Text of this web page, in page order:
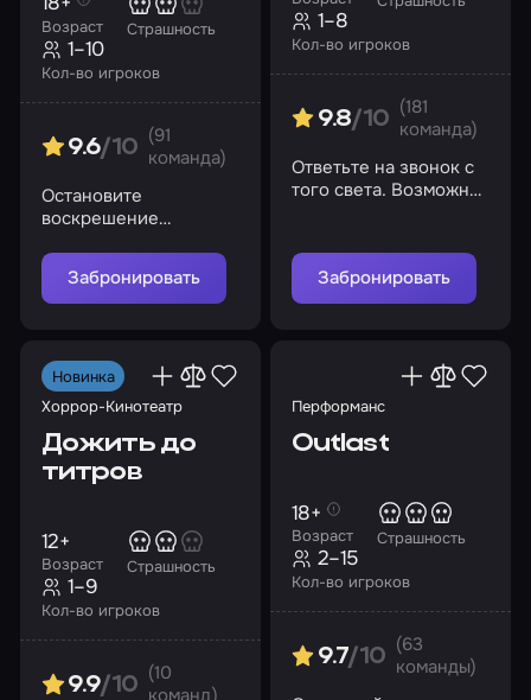
Возраст Страшность
Кол-во игроков
1–10
9.6/10
(91
команда)
Остановите
воскрешение
злому духу свести вас
с умаЗабронировать
Кол-во игроков
1–8
9.8/10
(181
команда)
Ответьте на звонок с
того света. Возможно,
маньяка
Забронировать
Новинка
Хоррор-Кинотеатр
Дожить до
титров
Возраст
12+
Страшность
Кол-во игроков
1–9
9.9/10
(10
команд)
Перформанс
Outlast
Возраст
18+
Страшность
Кол-во игроков
2–15
9.7/10
(63
команды)